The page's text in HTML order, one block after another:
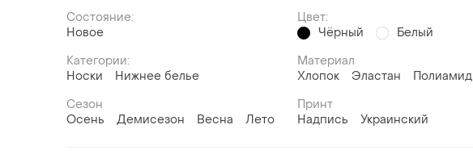
Состояние:
Новое
Цвет:
Чёрный
Белый
Категории:
Носки
Нижнее белье
Материал
Хлопок
Эластан Полиамид
Сезон
Осень
Демисезон Весна Лето
Принт
Надпись
Украинский